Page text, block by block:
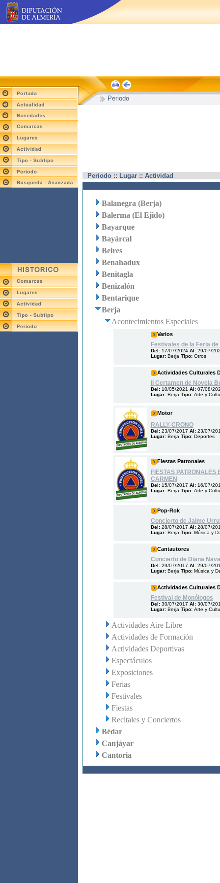
Periodo
Periodo :: Lugar :: Actividad
Balanegra (Berja)
Balerma (El Ejido)
Bayarque
Bayárcal
Beires
Benahadux
Benitagla
Benizalón
Bentarique
Berja
Acontecimientos Especiales
Varios
Festivales de la Feria
Del: 17/07/2024 Al: 29/07/
Lugar: Berja Tipo: Otros
Actividades Culturales
II Certamen de Novela
Del: 10/05/2021 Al: 07/08/
Lugar: Berja Tipo: Arte y
Motor
RALLY-CRONO
Del: 23/07/2017 Al: 23/07/
Lugar: Berja Tipo: Deportes
Fiestas Patronales
FIESTAS PATRONALES
CARMEN
Del: 15/07/2017 Al: 16/07/
Lugar: Berja Tipo: Arte y
Pop-Rok
Concierto de Jaime
Del: 28/07/2017 Al: 28/07/
Lugar: Berja Tipo: Música y
Cantautores
Concierto de Diana
Del: 29/07/2017 Al: 29/07/
Lugar: Berja Tipo: Música y
Actividades Culturales
Festival de Monólogos
Del: 30/07/2017 Al: 30/07/
Lugar: Berja Tipo: Arte y
Actividades Aire Libre
Actividades de Formación
Actividades Deportivas
Espectáculos
Exposiciones
Ferias
Festivales
Fiestas
Recitales y Conciertos
Bédar
Canjáyar
Cantoria